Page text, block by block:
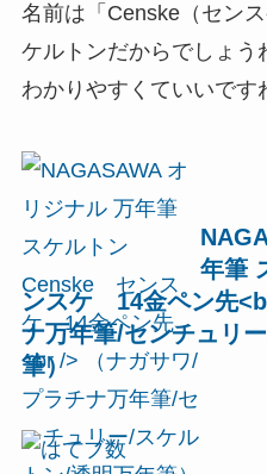
名前は「Censke（セン
ケルトンだからでしょう
わかりやすくていいです
年筆
ンスケ 14金ペン先
ナ万年筆/センチュリ
筆）